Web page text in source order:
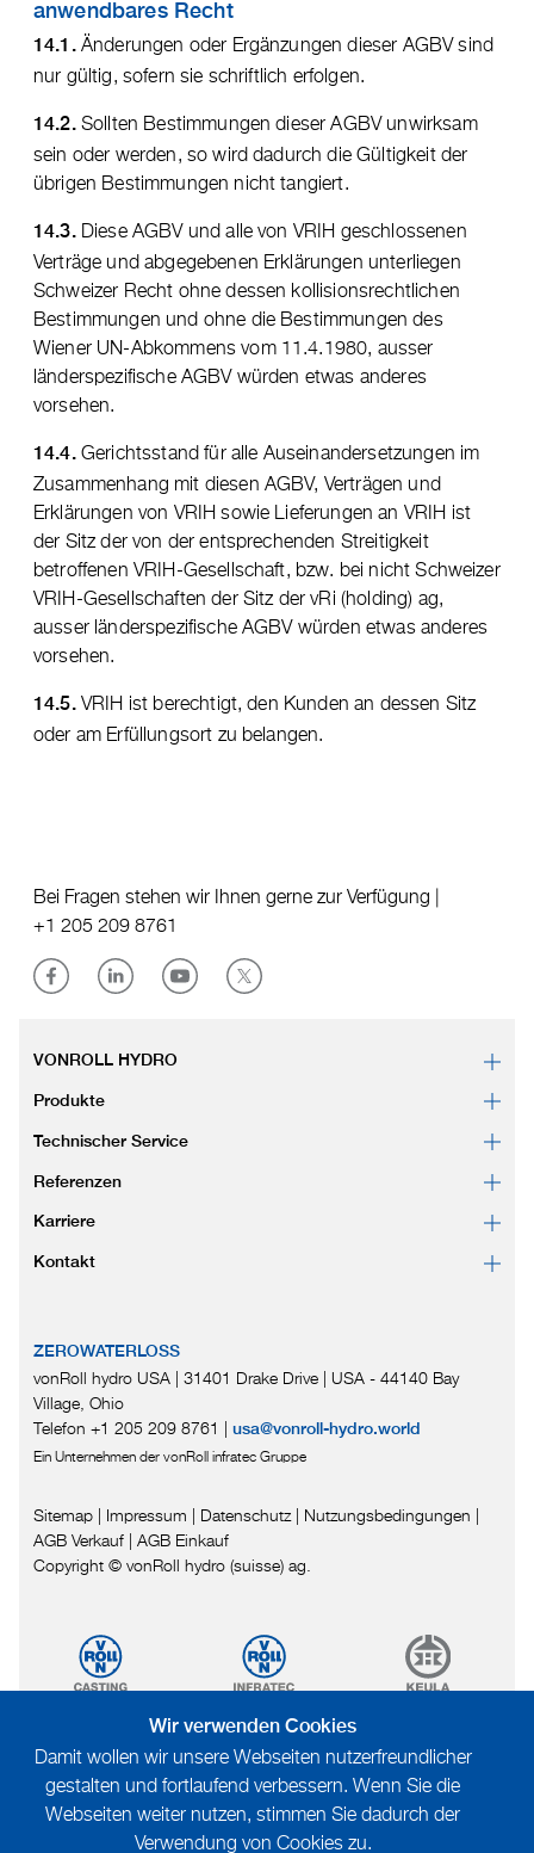
anwendbares Recht
14.1.Änderungen oder Ergänzungen dieser AGBV sind
nur gültig, sofern sie schriftlich erfolgen.
14.2.Sollten Bestimmungen dieser AGBV unwirksam
sein oder werden, so wird dadurch die Gültigkeit der
übrigen Bestimmungen nicht tangiert.
14.3.Diese AGBV und alle von VRIH geschlossenen
Verträge und abgegebenen Erklärungen unterliegen
Schweizer Recht ohne dessen kollisionsrechtlichen
Bestimmungen und ohne die Bestimmungen des
Wiener UN-Abkommens vom 11.4.1980, ausser
länderspezifische AGBV würden etwas anderes
vorsehen.
14.4.Gerichtsstand für alle Auseinandersetzungen im
Zusammenhang mit diesen AGBV, Verträgen und
Erklärungen von VRIH sowie Lieferungen an VRIH ist
der Sitz der von der entsprechenden Streitigkeit
betroffenen VRIH-Gesellschaft, bzw. bei nicht Schweizer
VRIH-Gesellschaften der Sitz der vRi (holding) ag,
ausser länderspezifische AGBV würden etwas anderes
vorsehen.
14.5.VRIH ist berechtigt, den Kunden an dessen Sitz
oder am Erfüllungsort zu belangen.
Bei Fragen stehen wir Ihnen gerne zur Verfügung |
+1 205 209 8761
VONROLL HYDRO
Produkte
Technischer Service
Referenzen
Karriere
Kontakt
ZEROWATERLOSS
vonRoll hydro USA | 31401 Drake Drive | USA - 44140 Bay
Village, Ohio
Telefon +1 205 209 8761 | usa@vonroll-hydro.world
Ein Unternehmen der vonRoll infratec Gruppe
Sitemap | Impressum | Datenschutz | Nutzungsbedingungen |
AGB Verkauf | AGB Einkauf
Copyright © vonRoll hydro (suisse) ag.
Wir verwenden Cookies
Damit wollen wir unsere Webseiten nutzerfreundlicher
gestalten und fortlaufend verbessern. Wenn Sie die
Webseiten weiter nutzen, stimmen Sie dadurch der
Verwendung von Cookies zu.